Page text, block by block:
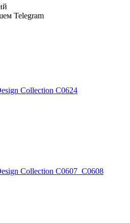
Telegram
Collection C0624
Collection C0607_C0608